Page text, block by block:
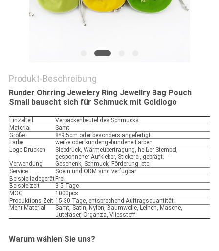
Produkt-Beschreibung
Runder Ohrring Jewelery Ring Jewellry Bag Pouch
Small bauscht sich für Schmuck mit Goldlogo
Einzelteil
Verpackenbeutel des Schmucks
Material
Samt
Größe
8*9.5cm oder besonders angefertigt
Farbe
weiße oder kundengebundene Farben
Logo Drucken
Siebdruck, Wärmeübertragung, heißer Stempel,
gesponnener Aufkleber, Stickerei, geprägt.
Verwendung
Geschenk, Schmuck, Förderung. etc.
Service
Soem und ODM sind verfügbar
Beispielladegerät Frei
Beispielzeit
3-5 Tage
MOQ
1000pcs
Produktions-Zeit 15-30 Tage, entsprechend Auftragsquantität
Mehr Material
Samt, Satin, Nylon, Baumwolle, Leinen, Masche,
Jutefaser, Organza, Vliesstoff.
Warum wählen Sie uns?